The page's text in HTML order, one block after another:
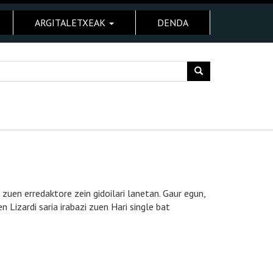
ARGITALETXEAK DENDA
erredaktore zein gidoilari lanetan. Gaur egun,
Lizardi saria irabazi zuen Hari single bat